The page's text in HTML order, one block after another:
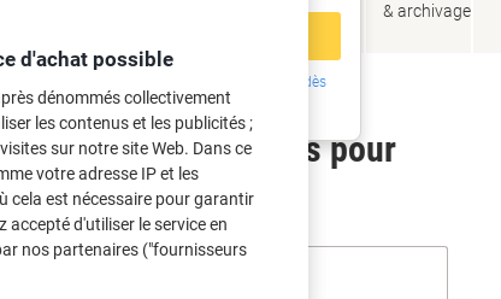
Inscrivez-vous dès
maintenant
de bureau
& archivage
ou les étiquettes pour
d'achat possible
dénommés collectivement
les contenus et les publicités ;
sur notre site Web. Dans ce
votre adresse IP et les
cela est nécessaire pour garantir
accepté d'utiliser le service en
nos partenaires ("fournisseurs